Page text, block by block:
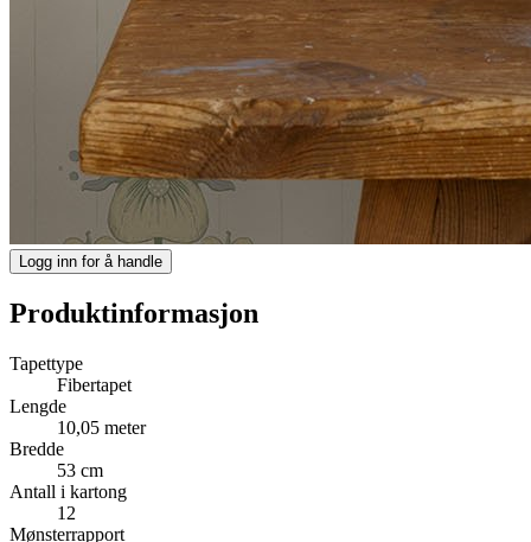
Logg inn for å handle
Produktinformasjon
Tapettype
Fibertapet
Lengde
10,05 meter
Bredde
53 cm
Antall i kartong
12
Mønsterrapport